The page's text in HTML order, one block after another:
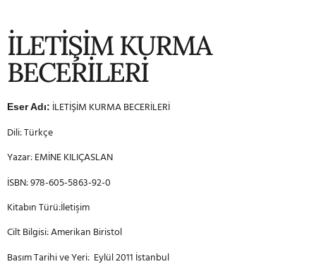
İLETİŞİM KURMA
BECERİLERİ
Eser Adı: İLETİŞİM KURMA BECERİLERİ
Dili: Türkçe
Yazar: EMİNE KILIÇASLAN
İSBN: 978-605-5863-92-0
Kitabın Türü:İletişim
Cilt Bilgisi: Amerikan Biristol
Basım Tarihi ve Yeri: Eylül 2011 İstanbul